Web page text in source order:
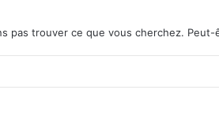
pas trouver ce que vous cherchez.